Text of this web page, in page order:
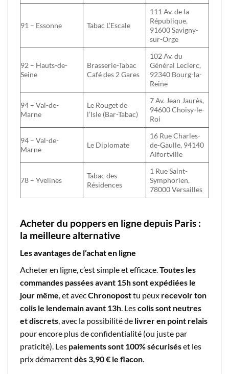
91 – Essonne Tabac L’Escale
111 Av. de la
République,
91600 Savigny-
sur-Orge
92 – Hauts-de-
Seine
Brasserie-Tabac
Café des 2 Gares
102 Av. du
Général Leclerc,
92340 Bourg-la-
Reine
94 – Val-de-
Marne
Le Rouget de
l’Isle (Bar-Tabac)
7 Av. Jean Jaurès,
94600 Choisy-le-
Roi
94 – Val-de-
Marne
Le Diplomate
16 Rue Charles-
de-Gaulle, 94140
Alfortville
78 – Yvelines
Tabac des
Résidences
1 Rue Saint-
Symphorien,
78000 Versailles
Acheter du poppers en ligne depuis Paris :
la meilleure alternative
Les avantages de l’achat en ligne
Acheter en ligne, c’est simple et efficace.Toutes les
commandes passées avant 15h sont expédiées le
jour même, et avecChronoposttu peux recevoir ton
colis le lendemain avant 13h. Lescolis sont neutres
et discrets, avec la possibilité de livrer en point relais
pour encore plus de confidentialité (ou juste par
praticité). Les paiements sont 100% sécuriséset les
prix démarrentdès 3,90 € le flacon.